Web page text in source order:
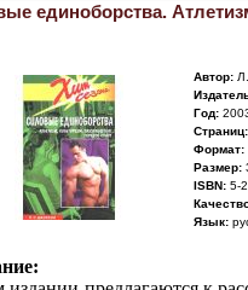
единоборства.
Автор:
Год:
Cтраниц:
Формат:
Размер:
ISBN: 5-
Язык: